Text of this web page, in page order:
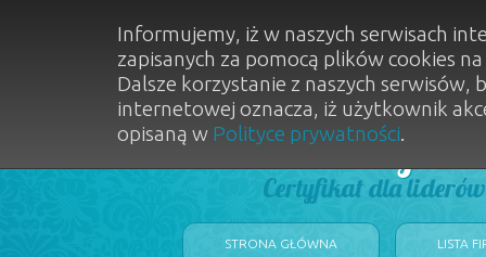
Dobry
Certyfikat dla
STRONA GŁÓWNA LISTA
Informujemy, iż w naszych serwisach
zapisanych za pomocą plików cookies
Dalsze korzystanie z naszych
internetowej oznacza, iż użytkownik
opisaną w Polityce prywatności.